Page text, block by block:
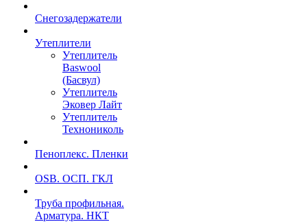
Снегозадержатели
Утеплители
Утеплитель
Baswool
(Басвул)
Утеплитель
Эковер Лайт
Утеплитель
Технониколь
Пеноплекс. Пленки
OSB. ОСП. ГКЛ
Труба профильная.
Арматура. НКТ